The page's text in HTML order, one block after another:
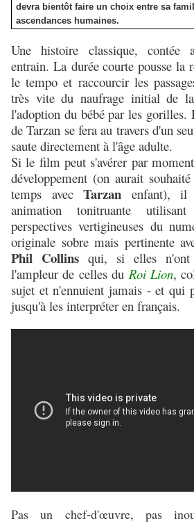
devra bientôt faire un choix entre sa
ascendances humaines.
Une histoire classique, contée
entrain. La durée courte pousse la
le tempo et raccourcir les
très vite du naufrage initial de
l'adoption du bébé par les
de Tarzan se fera au travers d'un
saute directement à l'âge adulte.
Si le film peut s'avérer par
développement (on aurait
temps avec Tarzan enfant),
animation tonitruante
perspectives vertigineuses du
originale sobre mais pertinente
Phil Collins qui, si elles
l'ampleur de celles du Roi Lion,
sujet et n'ennuient jamais - et qui
jusqu'à les interpréter en français.
Pas un chef-d'œuvre, pas